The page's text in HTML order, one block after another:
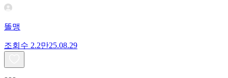
똘맹
조회수 2.2만25.08.29